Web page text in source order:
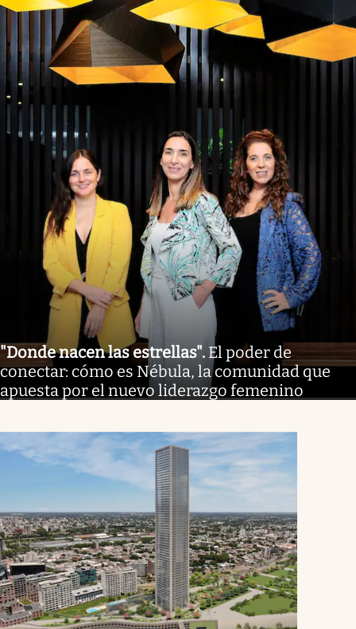
"Donde nacen las estrellas". El poder de
conectar: cómo es Nébula, la comunidad que
apuesta por el nuevo liderazgo femenino